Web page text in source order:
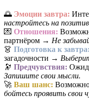
🌅 Эмоции завтра:
настройтесь на
💌 Отношения:
партнёром → Не
👗 Подготовка к завтра:
загадочности →
🔭 Предчувствия:
Запишите свои мысли.
🚀 Ваш шанс:
бойтесь проявить свои